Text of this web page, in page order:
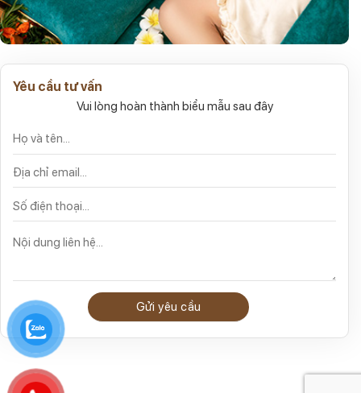
Yêu cầu tư vấn
Vui lòng hoàn thành biểu mẫu sau đây